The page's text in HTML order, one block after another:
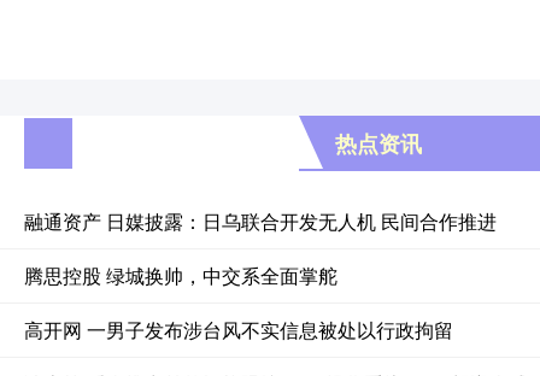
热点资讯
融通资产 日媒披露：日乌联合开发无人机 民间合作推进
腾思控股 绿城换帅，中交系全面掌舵
高开网 一男子发布涉台风不实信息被处以行政拘留